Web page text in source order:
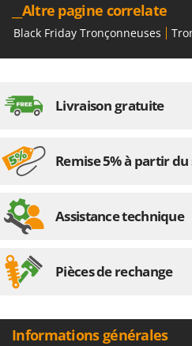
__Altre pagine correlate
Black Friday Tronçonneuses
Livraison gratuite
Remise 5% à partir
Assistance technique
Pièces de rechange
Informations générales